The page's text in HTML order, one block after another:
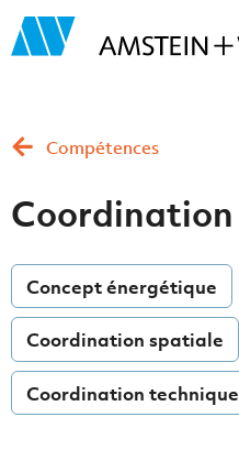
Compétences
Coordination
Concept énergétique
Coordination spatiale
Coordination technique